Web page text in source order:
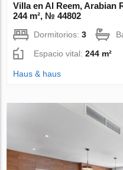
Villa en Al Reem, Arabian
244 m², № 44802
Dormitorios:3
Espacio vital:244 m²
Haus & haus